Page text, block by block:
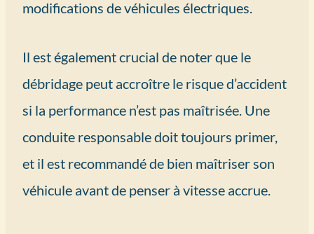
modifications de véhicules électriques.
Il est également crucial de noter que le
débridage peut accroître le risque d’accident
si la performance n’est pas maîtrisée. Une
conduite responsable doit toujours primer,
et il est recommandé de bien maîtriser son
véhicule avant de penser à vitesse accrue.